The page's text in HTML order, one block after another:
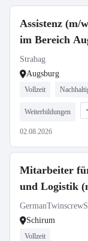
Assistenz (m/
im Bereich
Strabag
Augsburg
Vollzeit
Weiterbildungen
02.08.2026
Mitarbeiter
und Logistik
Schirum
Vollzeit